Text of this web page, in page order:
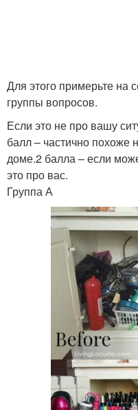
Для этого примерьте на
группы вопросов.
Если это не про вашу
балл – частично похоже
доме.2 балла – если
это про вас.
Группа А